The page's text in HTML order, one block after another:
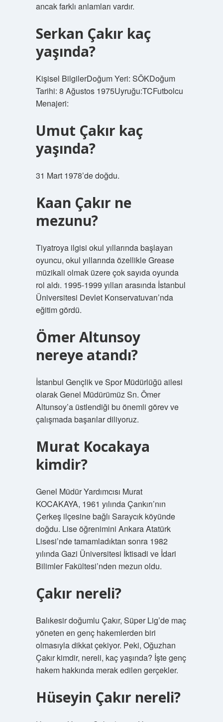
ancak farklı anlamları vardır.
Serkan Çakır kaç
yaşında?
Kişisel BilgilerDoğum Yeri: SÖKDoğum
Tarihi: 8 Ağustos 1975Uyruğu:TCFutbolcu
Menajeri:
Umut Çakır kaç
yaşında?
31 Mart 1978’de doğdu.
Kaan Çakır ne
mezunu?
Tiyatroya ilgisi okul yıllarında başlayan
oyuncu, okul yıllarında özellikle Grease
müzikali olmak üzere çok sayıda oyunda
rol aldı. 1995-1999 yılları arasında İstanbul
Üniversitesi Devlet Konservatuvarı’nda
eğitim gördü.
Ömer Altunsoy
nereye atandı?
İstanbul Gençlik ve Spor Müdürlüğü ailesi
olarak Genel Müdürümüz Sn. Ömer
Altunsoy’a üstlendiği bu önemli görev ve
çalışmada başarılar diliyoruz.
Murat Kocakaya
kimdir?
Genel Müdür Yardımcısı Murat
KOCAKAYA, 1961 yılında Çankırı’nın
Çerkeş ilçesine bağlı Saraycık köyünde
doğdu. Lise öğrenimini Ankara Atatürk
Lisesi’nde tamamladıktan sonra 1982
yılında Gazi Üniversitesi İktisadi ve İdari
Bilimler Fakültesi’nden mezun oldu.
Çakır nereli?
Balıkesir doğumlu Çakır, Süper Lig’de maç
yöneten en genç hakemlerden biri
olmasıyla dikkat çekiyor. Peki, Oğuzhan
Çakır kimdir, nereli, kaç yaşında? İşte genç
hakem hakkında merak edilen gerçekler.
Hüseyin Çakır nereli?